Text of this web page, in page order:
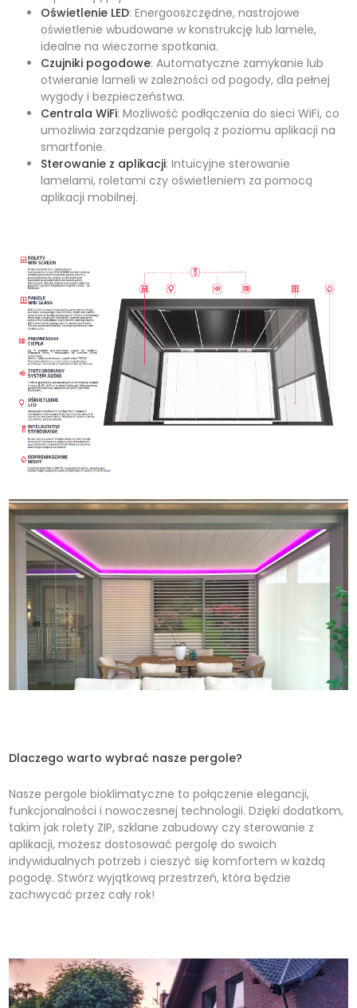
Oświetlenie LED: Energooszczędne, nastrojowe
oświetlenie wbudowane w konstrukcję lub lamele,
idealne na wieczorne spotkania.
Czujniki pogodowe: Automatyczne zamykanie lub
otwieranie lameli w zależności od pogody, dla pełnej
wygody i bezpieczeństwa.
Centrala WiFi: Możliwość podłączenia do sieci WiFi, co
umożliwia zarządzanie pergolą z poziomu aplikacji na
smartfonie.
Sterowanie z aplikacji: Intuicyjne sterowanie
lamelami, roletami czy oświetleniem za pomocą
aplikacji mobilnej.
Dlaczego warto wybrać nasze pergole?
Nasze pergole bioklimatyczne to połączenie elegancji,
funkcjonalności i nowoczesnej technologii. Dzięki dodatkom,
takim jak rolety ZIP, szklane zabudowy czy sterowanie z
aplikacji, możesz dostosować pergolę do swoich
indywidualnych potrzeb i cieszyć się komfortem w każdą
pogodę. Stwórz wyjątkową przestrzeń, która będzie
zachwycać przez cały rok!